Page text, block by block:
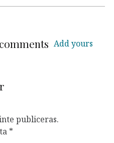
Add yours
publiceras.
*